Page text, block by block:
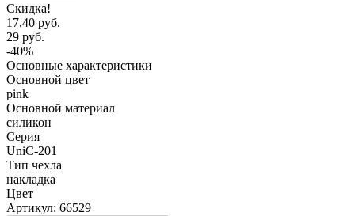
Скидка!
17,40 руб.
29 руб.
-40%
Основные характеристики
Основной цвет
pink
Основной материал
силикон
Серия
UniC-201
Тип чехла
накладка
Цвет
Артикул: 66529